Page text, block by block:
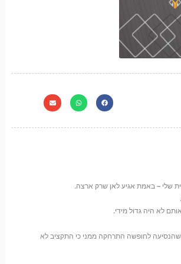
שלי – באמת אגיע לאן שרק ארצה.
כשהנסיעה לחופשה התרחקה ממני כי התקציב לא